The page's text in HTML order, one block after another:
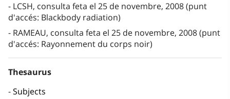
LCSH, consulta feta el 25 de novembre, 2008 (punt
d'accés: Blackbody radiation)
RAMEAU, consulta feta el 25 de novembre, 2008 (punt
d'accés: Rayonnement du corps noir)
Thesaurus
Subjects